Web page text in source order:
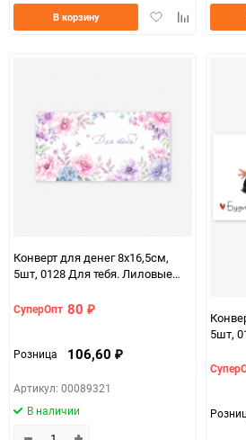
ДобавитьДобавить
В корзину
Конверт для денег 8х16,5см,
5шт, 0128 Для тебя. Лиловые
СуперОпт 80 ₽
Розница 106,60 ₽
Артикул: 00089321
В наличии
5шт,